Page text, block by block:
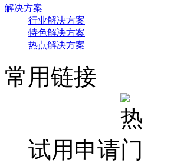
解决方案
行业解决方案
特色解决方案
热点解决方案
常用链接
试用申请